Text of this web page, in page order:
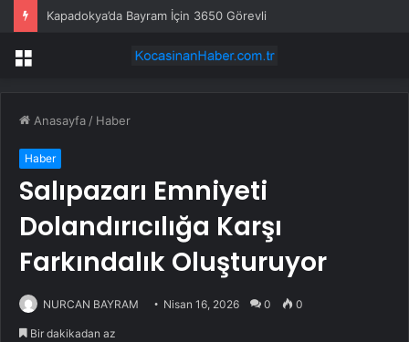
Kapadokya’da Bayram İçin 3650 Görevli
Menü
Anasayfa / Haber
Haber
Salıpazarı Emniyeti
Dolandırıcılığa Karşı
Farkındalık Oluşturuyor
NURCAN BAYRAM Nisan 16, 2026 0 0
Bir dakikadan az